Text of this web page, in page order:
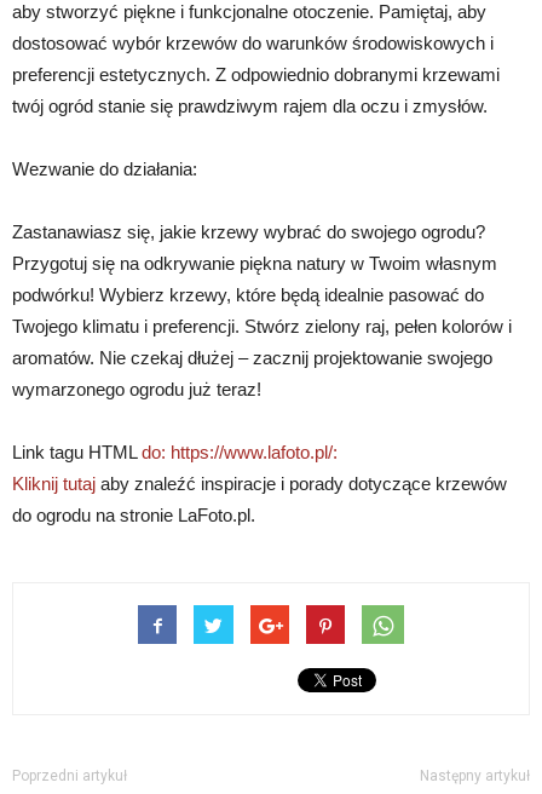
aby stworzyć piękne i funkcjonalne otoczenie. Pamiętaj, aby
dostosować wybór krzewów do warunków środowiskowych i
preferencji estetycznych. Z odpowiednio dobranymi krzewami
twój ogród stanie się prawdziwym rajem dla oczu i zmysłów.
Wezwanie do działania:
Zastanawiasz się, jakie krzewy wybrać do swojego ogrodu?
Przygotuj się na odkrywanie piękna natury w Twoim własnym
podwórku! Wybierz krzewy, które będą idealnie pasować do
Twojego klimatu i preferencji. Stwórz zielony raj, pełen kolorów i
aromatów. Nie czekaj dłużej – zacznij projektowanie swojego
wymarzonego ogrodu już teraz!
Link tagu HTMLdo: https://www.lafoto.pl/:
Kliknij tutaj aby znaleźć inspiracje i porady dotyczące krzewów
do ogrodu na stronie LaFoto.pl.
Poprzedni artykuł Następny artykuł